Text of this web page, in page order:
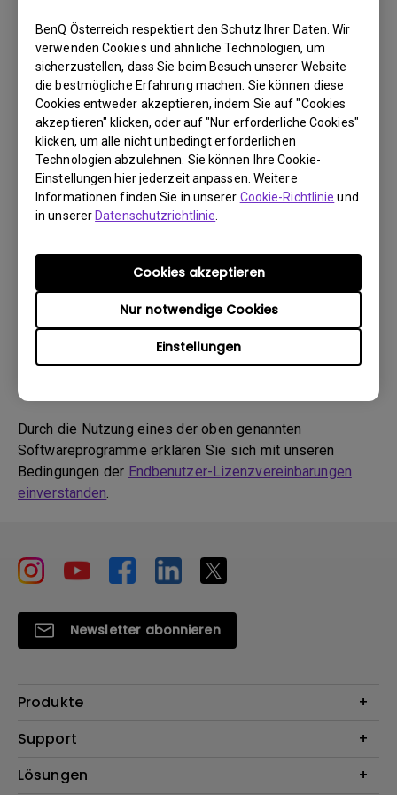
BenQ Österreich respektiert den Schutz Ihrer Daten. Wir
verwenden Cookies und ähnliche Technologien, um
sicherzustellen, dass Sie beim Besuch unserer Website
die bestmögliche Erfahrung machen. Sie können diese
Cookies entweder akzeptieren, indem Sie auf "Cookies
akzeptieren" klicken, oder auf "Nur erforderliche Cookies"
klicken, um alle nicht unbedingt erforderlichen
Technologien abzulehnen. Sie können Ihre Cookie-
Einstellungen hier jederzeit anpassen. Weitere
Informationen finden Sie in unserer Cookie-Richtlinie und
in unsererDatenschutzrichtlinie
Einstellungen
Nur notwendige Cookies
Cookies akzeptieren
Firmware
System Firmware for Projector W2710(i)
and HT3560(i)
Version:V1.1.0
2023/10/16
Dateigröße:
Durch die Nutzung eines der oben genannten
Softwareprogramme erklären Sie sich mit unseren
Bedingungen der Endbenutzer-Lizenzvereinbarungen
einverstanden.
Newsletter abonnieren
Produkte
Beamer
Lampen
Support
Kontakt
Lösungen